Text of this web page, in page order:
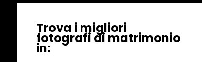
Trova i migliori
fotografi di matrimonio
in: